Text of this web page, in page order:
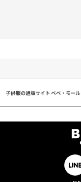
子供服の通販サイト ベベ・モール